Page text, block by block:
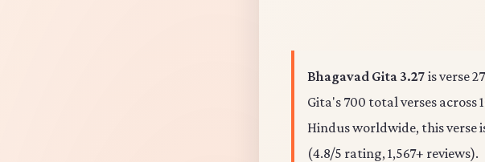
Bhagavad Gita 3.27 is verse
Gita's 700 total verses across
Hindus worldwide, this verse
(4.8/5 rating, 1,567+ reviews).